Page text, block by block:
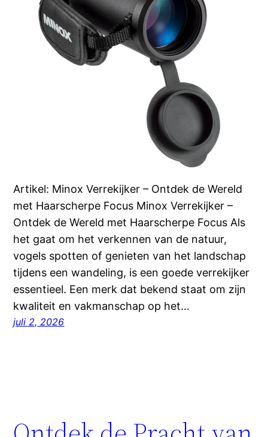
Artikel: Minox Verrekijker – Ontdek de Wereld
met Haarscherpe Focus Minox Verrekijker –
Ontdek de Wereld met Haarscherpe Focus Als
het gaat om het verkennen van de natuur,
vogels spotten of genieten van het landschap
tijdens een wandeling, is een goede verrekijker
essentieel. Een merk dat bekend staat om zijn
kwaliteit en vakmanschap op het…
juli 2, 2026